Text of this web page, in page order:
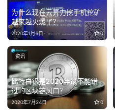
为什么现在云算力挖手机挖矿
越来越火爆了？
2020年1月6日 0
比特白银是2020年最不能错
过的区块链风口？
2020年7月24日 0
资讯